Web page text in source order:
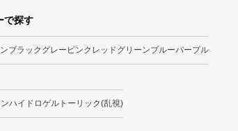
で探す
ブラック グレー ピンク レッドグリーンブルーパープル
ハイドロゲル トーリック(乱視)